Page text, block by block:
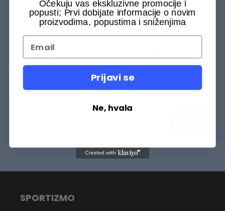
Budite među prvih 75000+ Sportizmovaca da saznate šta
je novo na našem sajtu.
SPORTIZMO
Očekuju vas ekskluzivne promocije i
popusti; Prvi dobijate informacije o novim
proizvodima, popustima i sniženjima
Prijavi se
Ne, hvala